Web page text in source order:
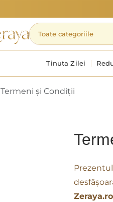
Tinuta Zilei
Termeni și Condiții
Zeraya.ro